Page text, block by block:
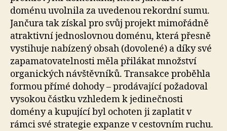
doménu uvolnila za uvedenou rekordní sumu.
Jančura tak získal pro svůj projekt mimořádně
atraktivní jednoslovnou doménu, která přesně
vystihuje nabízený obsah (dovolené) a díky své
zapamatovatelnosti měla přilákat množství
organických návštěvníků. Transakce proběhla
formou přímé dohody – prodávající požadoval
vysokou částku vzhledem k jedinečnosti
domény a kupující byl ochoten ji zaplatit v
rámci své strategie expanze v cestovním ruchu.